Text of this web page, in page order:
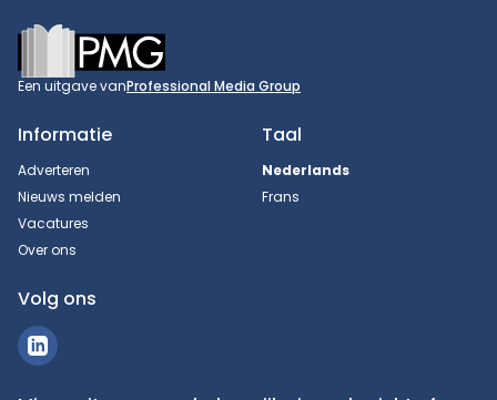
Footer
Een uitgave vanProfessional Media Group
Informatie
Adverteren
Nieuws melden
Vacatures
Over ons
Taal
Nederlands
Frans
Volg ons